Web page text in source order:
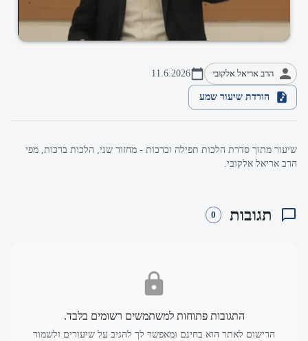
הרב אריאל אלקובי 11.6.2026
הורדת שיעור שמע
שיעור מתוך סדרת הלכות תפילה וברכות - מחזור שני, הלכות ברכות, מפי
הרב אריאל אלקובי.
תגובות 0
התגובות פתוחות למשתמשים רשומים בלבד.
הרישום לאתר הוא בחינם ומאפשר לך להגיב על שיעורים ולשמור